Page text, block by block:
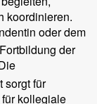
koordinieren.
oder dem
der
sorgt für
kollegiale